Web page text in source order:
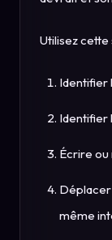
Utilisez cette
Identifier
Identifier
Écrire
même